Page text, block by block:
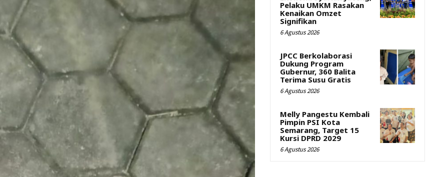
Pelaku UMKM Rasakan
Kenaikan Omzet
Signifikan
6 Agustus 2026
JPCC Berkolaborasi
Dukung Program
Gubernur, 360 Balita
Terima Susu Gratis
6 Agustus 2026
Melly Pangestu Kembali
Pimpin PSI Kota
Semarang, Target 15
Kursi DPRD 2029
6 Agustus 2026